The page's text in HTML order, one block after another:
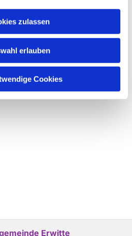
zulassen
erlauben
Cookies
Erwitte